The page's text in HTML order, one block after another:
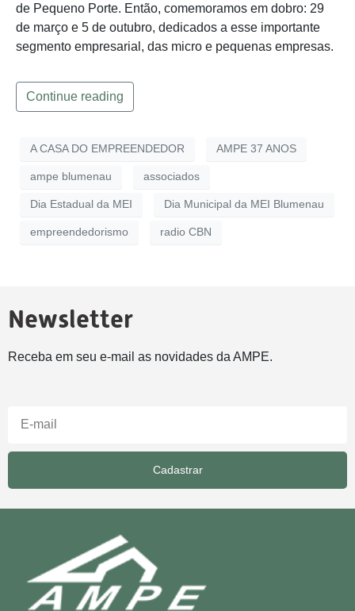
de Pequeno Porte. Então, comemoramos em dobro: 29
de março e 5 de outubro, dedicados a esse importante
segmento empresarial, das micro e pequenas empresas.
Continue reading
A CASA DO EMPREENDEDOR AMPE 37 ANOS
ampe blumenau associados
Dia Estadual da MEI Dia Municipal da MEI Blumenau
empreendedorismo radio CBN
Newsletter
Receba em seu e-mail as novidades da AMPE.
Cadastrar